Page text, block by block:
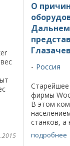
О
Дальнем
Россия
Старейшее
фирмы
В этом
станков, а
Майзере?
«Да Вуд-
подробнее